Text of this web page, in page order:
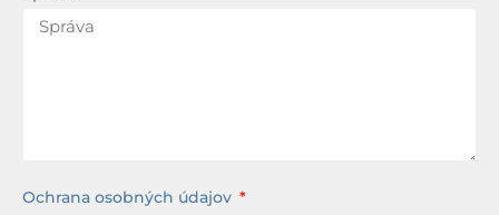
Ochrana osobných údajov